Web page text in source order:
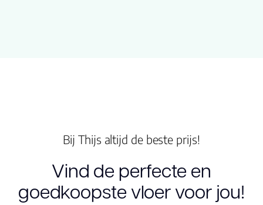
Bij Thijs altijd de beste prijs!
Vind de perfecte en
goedkoopste vloer voor jou!